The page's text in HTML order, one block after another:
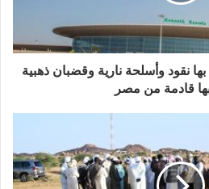
نقود وأسلحة نارية وقضبان ذهبية
قادمة من مصر